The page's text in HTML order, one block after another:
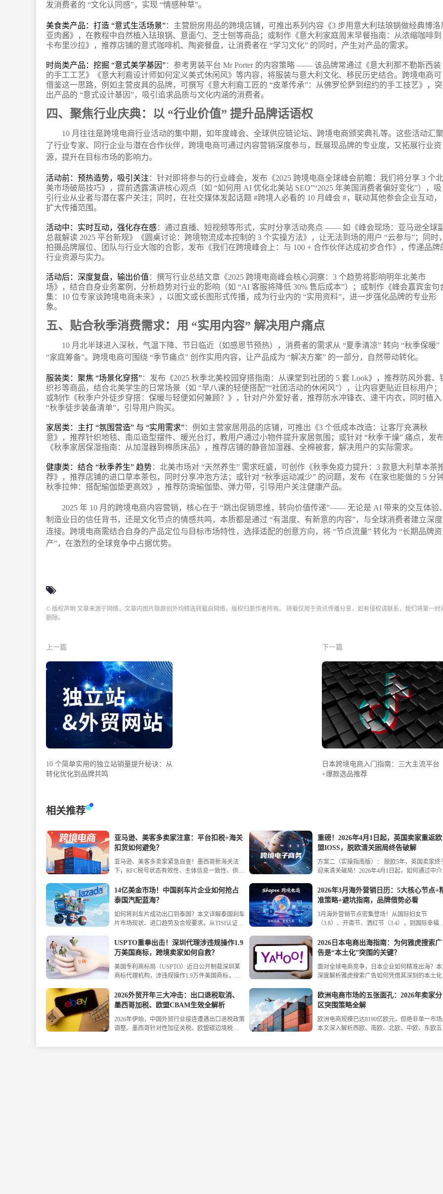
发消费者的 “文化认同感”，实现 “情感种草”。
美食类产品：打造 “意式生活场景”：主营厨房用品的跨境店铺，可推出系列内容《3 步用意大利珐琅锅做经典博洛
亚肉酱》，在教程中自然植入珐琅锅、意面勺、芝士刨等商品；或制作《意大利家庭周末早餐指南：从浓缩咖啡到
卡布里沙拉》，推荐店铺的意式咖啡机、陶瓷餐盘，让消费者在 “学习文化” 的同时，产生对产品的需求。
时尚类产品：挖掘 “意式美学基因”：参考男装平台 Mr Porter 的内容策略 —— 该品牌常通过《意大利那不勒斯西装
的手工工艺》《意大利裔设计师如何定义美式休闲风》等内容，将服装与意大利文化、移民历史结合。跨境电商可
借鉴这一思路，例如主营皮具的品牌，可撰写《意大利裔工匠的 “皮革传承”：从佛罗伦萨到纽约的手工技艺》，突
出产品的 “意式设计基因”，吸引追求品质与文化内涵的消费者。
四、聚焦行业庆典：以 “行业价值” 提升品牌话语权
10 月往往是跨境电商行业活动的集中期，如年度峰会、全球供应链论坛、跨境电商颁奖典礼等。这些活动汇聚
了行业专家、同行企业与潜在合作伙伴，跨境电商可通过内容营销深度参与，既展现品牌的专业度，又拓展行业资
源，提升在目标市场的影响力。
活动前：预热造势，吸引关注 ：针对即将参与的行业峰会，发布《2025 跨境电商全球峰会前瞻：我们将分享 3 个北
美市场破局技巧》，提前透露演讲核心观点（如 “如何用 AI 优化北美站 SEO”“2025 年美国消费者偏好变化”），吸
引行业从业者与潜在客户关注；同时，在社交媒体发起话题 #跨境人必看的 10 月峰会 #，联动其他参会企业互动，
扩大传播范围。
活动中：实时互动，强化存在感：通过直播、短视频等形式，实时分享活动亮点 —— 如《峰会现场：亚马逊全球
总裁解读 2025 平台新规》《圆桌讨论：跨境物流成本控制的 3 个实操方法》，让无法到场的用户 “云参与”；同时
拍摄品牌展位、团队与行业大咖的合影，发布《我们在跨境峰会上：与 100 + 合作伙伴达成初步合作》，传递品牌
行业资源与实力。
活动后：深度复盘，输出价值 ：撰写行业总结文章《2025 跨境电商峰会核心洞察：3 个趋势将影响明年北美市
场》，结合自身业务案例，分析趋势对行业的影响（如 “AI 客服将降低 30% 售后成本”）；或制作《峰会嘉宾金句
集：10 位专家谈跨境电商未来》，以图文或长图形式传播，成为行业内的 “实用资料”，进一步强化品牌的专业形
象。
五、贴合秋季消费需求：用 “实用内容” 解决用户痛点
10 月北半球进入深秋，气温下降、节日临近（如感恩节预热），消费者的需求从 “夏季清凉” 转向 “秋季保暖”
“家庭筹备”。跨境电商可围绕 “季节痛点” 创作实用内容，让产品成为 “解决方案” 的一部分，自然带动转化。
服装类：聚焦 “场景化穿搭”：发布《2025 秋季北美校园穿搭指南：从课堂到社团的 5 套 Look》，推荐防风外套、
织衫等商品，结合北美学生的日常场景（如 “早八课的轻便搭配”“社团活动的休闲风”），让内容更贴近目标用户；
或制作《秋季户外徒步穿搭：保暖与轻便如何兼顾？》，针对户外爱好者，推荐防水冲锋衣、速干内衣，同时植入
“秋季徒步装备清单”，引导用户购买。
家居类：主打 “氛围营造” 与 “实用需求”：例如主营家居用品的店铺，可推出《3 个低成本改造：让客厅充满秋
意》，推荐针织地毯、南瓜造型摆件、暖光台灯，教用户通过小物件提升家居氛围；或针对 “秋季干燥” 痛点，发
《秋季家居保湿指南：从加湿器到棉质床品》，推荐店铺的静音加湿器、全棉被套，解决用户的实际需求。
健康类：结合 “秋季养生” 趋势：北美市场对 “天然养生” 需求旺盛，可创作《秋季免疫力提升：3 款意大利草本茶
荐》，推荐店铺的进口草本茶包，同时分享冲泡方法；或针对 “秋季运动减少” 的问题，发布《在家也能做的 5 分
秋季拉伸：搭配瑜伽垫更高效》，推荐防滑瑜伽垫、弹力带，引导用户关注健康产品。
2025 年 10 月的跨境电商内容营销，核心在于 “跳出促销思维，转向价值传递”—— 无论是 AI 带来的交互体验
制造业日的信任背书，还是文化节点的情感共鸣，本质都是通过 “有温度、有新意的内容”，与全球消费者建立深度
连接。跨境电商需结合自身的产品定位与目标市场特性，选择适配的创意方向，将 “节点流量” 转化为 “长期品牌资
产”，在激烈的全球竞争中占据优势。
© 版权声明 文章来源于网络，文章内图片除原创外均精选转载自网络，版权归原作者所有。 转载仅用于资讯传播分享，如有侵权请联系，我们将第一时
删除。
上一篇
10 个简单实用的独立站销量提升秘诀：从
转化优化到品牌共鸣
下一篇
日本跨境电商入门指南：三大主流平台
+爆款选品推荐
相关推荐
亚马逊、美客多卖家注意：平台扣税+海关
扣货如何避免？
亚马逊、美客多卖家紧急自查！墨西哥新海关法
下，RFC税号状态有效性、主体信息一致性、供应
子关锁、实时申报实操要点全解析。最后两个月过
渡期，不合规将直接出局！立即掌握合规要点，守
重磅！2026年4月1日起，英国卖家重返欧
盟IOSS，脱欧清关困局终告破解
方案二（实操指南版）： 脱欧5年，英国卖家终
迎来清关破局！2026年4月1日起，如何通过中
什么？本文提供四步注册全攻略，并深度解析
申报、10年存档、汇率标准等核心合规要点。
藏！
14亿美金市场！中国刹车片企业如何抢占
泰国汽配蓝海？
如何将刹车片成功出口到泰国？本文详解泰国刹车
片市场现状、进口趋势及合规要求。从TISI认证到
口红利。
2026年3月海外营销日历：5大核心节点+
准策略+避坑指南，品牌借势必看
3月海外营销节点密集登场！从国际妇女节
（3.8）、开斋节、洒红节（3.4），到国际幸福
特的营销机会与文化禁忌。本文详细梳理5大核
节点，拆解适配不同节日的精准营销策略，并
怎样尊重宗教文化？洒红节如何玩转色彩营销
际幸福日怎样传递温暖？世界水日如何做真公
地。
USPTO重拳出击！深圳代理涉违规操作1.9
万美国商标，跨境卖家如何自救？
美国专利商标局（USPTO）近日公开制裁深圳某
商标代理机构，涉违规操作1.9万件美国商标，近
效、账号受限等风险。本文详解违规内幕、
USPTO处罚措施，并提供四条紧急应对策略，助
2026日本电商出海指南：为何雅虎搜索广
告是“本土化”突围的关键？
面对全球电商竞争，日本企业如何精准出海？
深度解析雅虎搜索广告如何凭借其深刻的本土
电商突破文化隔阂、直达海外目标客户的核心
利器。内容涵盖从关键词策略、创意优化到竞
研判，为品牌全球化提供可落地的行动方案。
2026外贸开年三大冲击：出口退税取消、
墨西哥加税、欧盟CBAM生效全解析
2026年伊始，中国外贸行业接连遭遇出口退税政策
调整、墨西哥针对性加征关税、欧盟碳边境税
析这三大事件背后的全球贸易格局变化，指出其对
欧洲电商市场的五张面孔：2026年卖家分
区突围策略全解
欧洲电商规模已达8190亿欧元，但绝非单一市
本文深入解析西欧、南欧、北欧、中欧、东欧
供按预算与品类划分的决策框架，帮助跨境卖